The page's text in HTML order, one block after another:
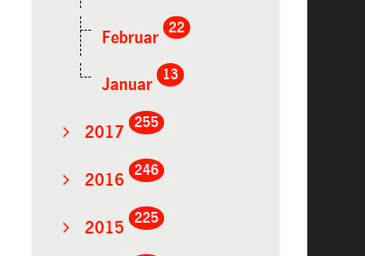
Februar
22
Januar
13
2017
255
2016
246
2015
225